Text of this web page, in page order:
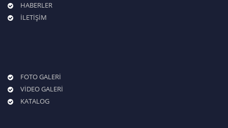
HABERLER
İLETİŞİM
FOTO GALERİ
VİDEO GALERİ
KATALOG